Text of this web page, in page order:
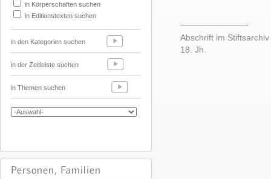
in Körperschaften suchen
in Editionstexten suchen
in den Kategorien suchen
in der Zeitleiste suchen
in Themen suchen
Abschrift im
18. Jh.